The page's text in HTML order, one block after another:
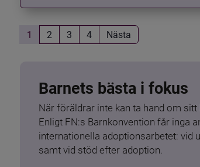
1 2 3 4 Nästa
Barnets bästa i fokus
När föräldrar inte kan ta hand om
Enligt FN:s Barnkonvention får inga
internationella adoptionsarbetet: vid
samt vid stöd efter adoption.